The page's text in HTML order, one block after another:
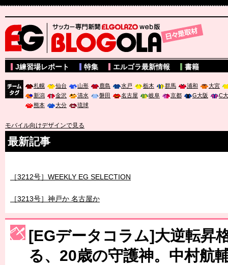
サッカー専門新聞ELGOLAZO web版 BLOGOLA
J練習場レポート 特集 エルゴラ最新情報 書籍
札幌 仙台 山形 鹿島 水戸 栃木 群馬 浦和
大宮
新潟
金沢 清水 磐田 名古屋 岐阜 京都 G大阪
C
熊本
大分 琉球
モバイル向けデザインで見る
最新記事
［3214号］WEST制覇
［3215号］WEEKLY EG SELECTION
[EGデータコラム]大逆転昇
る、20歳の守護神。中村航